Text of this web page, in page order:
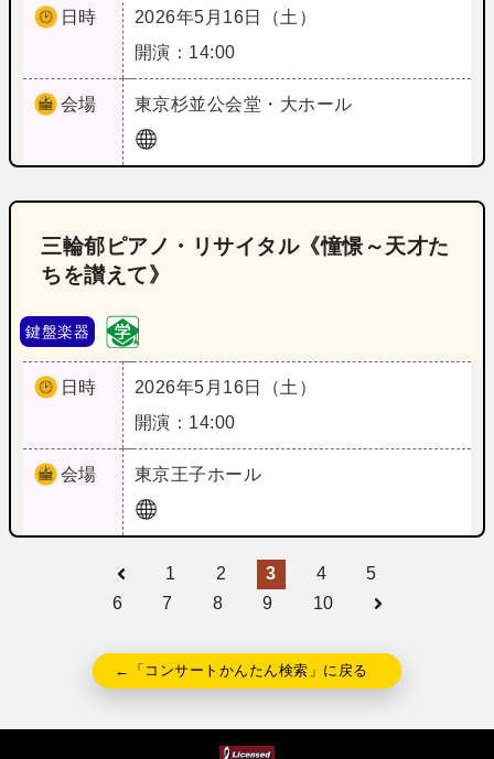
日時
2026年5月16日（土）
開演：14:00
会場 東京杉並公会堂・大ホール
三輪郁ピアノ・リサイタル《憧憬～天才た
ちを讃えて》
鍵盤楽器
日時
2026年5月16日（土）
開演：14:00
会場 東京王子ホール
1 2 3 4
5
6
7 8 9 10
←「コンサートかんたん検索」に戻る